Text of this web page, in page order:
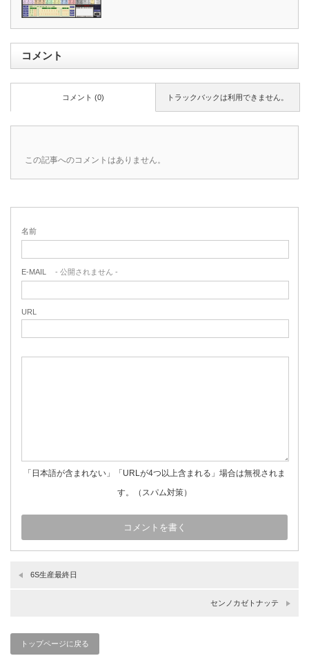
コメント
トラックバックは利用できません。
コメント (0)
この記事へのコメントはありません。
名前
E-MAIL - 公開されません -
URL
「日本語が含まれない」「URLが4つ以上含まれる」場合は無視されま
す。（スパム対策）
6S生産最終日
センノカゼトナッテ
トップページに戻る